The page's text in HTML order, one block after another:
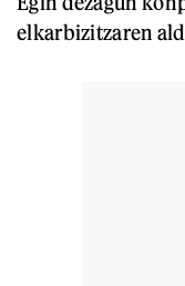
elkarbizitzaren